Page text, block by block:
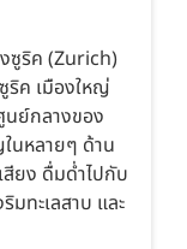
ซูริค (Zurich)
ริค เมืองใหญ่
นย์กลางของ
นหลายๆ ด้าน
ยง ดื่มด่ำไปกับ
มทะเลสาบ และ